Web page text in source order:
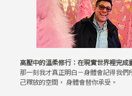
高壓中的溫柔修行：在現實世界裡完成
那一刻我才真正明白－身體會記得我們
己釋放的空間， 身體會替你承受。